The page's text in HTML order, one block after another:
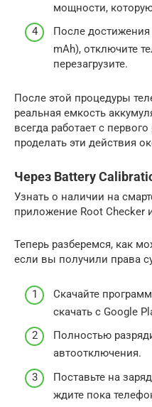
мощности,
После
mAh), отключите
перезагрузите.
После этой процедуры
реальная емкость
всегда работает с
проделать эти действия
Через Battery
Узнать о наличии на
приложение Root Checker
Теперь разберемся, как
если вы получили права
Скачайте
скачать с Google
Полностью
автоотключения.
Поставьте на
ждите пока